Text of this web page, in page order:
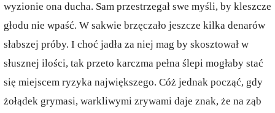
wyzionie ona ducha. Sam przestrzegał swe myśli, by kleszcze
głodu nie wpaść. W sakwie brzęczało jeszcze kilka denarów
słabszej próby. I choć jadła za niej mag by skosztował w
słusznej ilości, tak przeto karczma pełna ślepi mogłaby stać
się miejscem ryzyka największego. Cóż jednak począć, gdy
żołądek grymasi, warkliwymi zrywami daje znak, że na ząb